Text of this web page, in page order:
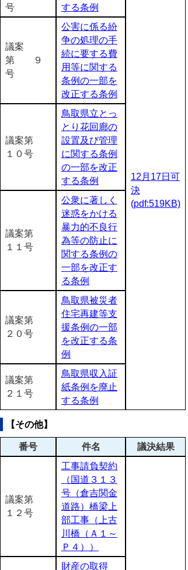
号
する条例
12月17日可
決
(pdf:519KB)
議案
第 ９
号
公害に係る紛
争の処理の手
続に要する費
用等に関する
条例の一部を
改正する条例
議案第
１０号
鳥取県立とっ
とり花回廊の
設置及び管理
に関する条例
の一部を改正
する条例
議案第
１１号
公衆に著しく
迷惑をかける
暴力的不良行
為等の防止に
関する条例の
一部を改正す
る条例
議案第
２０号
鳥取県被災者
住宅再建等支
援条例の一部
を改正する条
例
議案第
２１号
鳥取県収入証
紙条例を廃止
する条例
【その他】
番号 件名 議決結果
議案第
１２号
工事請負契約
（国道３１３
号（倉吉関金
道路）橋梁上
部工事（上古
川橋（Ａ１～
Ｐ４））
財産の取得